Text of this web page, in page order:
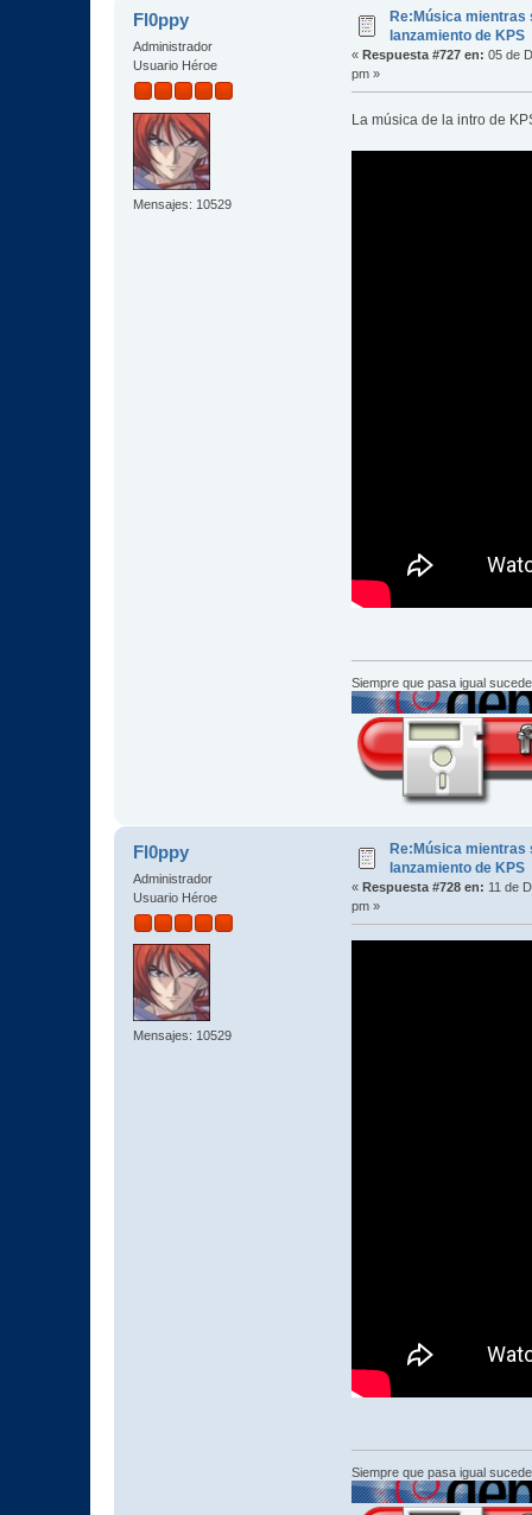
Fl0ppy
Administrador
Usuario Héroe
Mensajes: 10529
Re:Música mientras
lanzamiento de KPS
« Respuesta #727 en: 05 de
pm »
La música de la intro de
Siempre que pasa igual
Fl0ppy
Administrador
Usuario Héroe
Mensajes: 10529
Re:Música mientras
lanzamiento de KPS
« Respuesta #728 en: 11 de
pm »
Siempre que pasa igual